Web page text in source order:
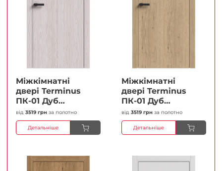
Міжкімнатні
двері Terminus
ПК-01 Дуб
перлиний Глухі
Плівка
від 3519 грн за полотно
Детальніше
Міжкімнатні
двері Terminus
ПК-01 Дуб
класичний Глухі
Плівка
від 3519 грн за полотно
Детальніше